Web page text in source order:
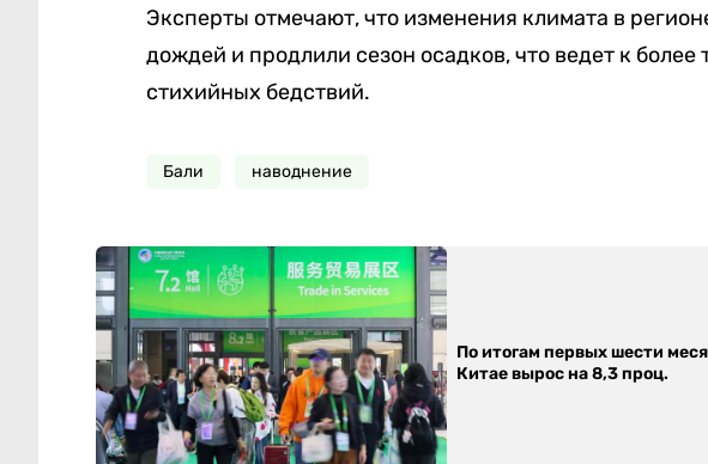
Эксперты отмечают, что изменения климата в
дождей и продлили сезон осадков, что ведет к
стихийных бедствий.
Бали наводнение
По итогам первых шести
Китае вырос на 8,3 проц.